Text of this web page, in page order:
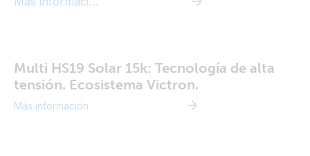
Multi HS19 Solar 15k: Tecnología de alta
tensión. Ecosistema Victron.
Más información